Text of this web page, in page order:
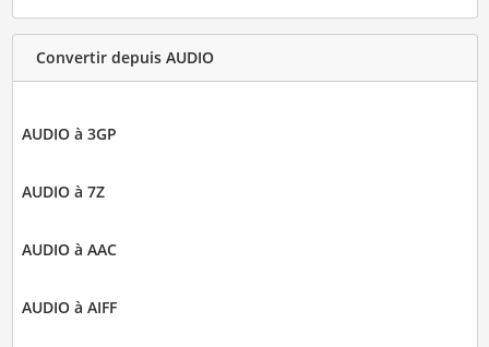
Convertir depuis AUDIO
AUDIO à 3GP
AUDIO à 7Z
AUDIO à AAC
AUDIO à AIFF